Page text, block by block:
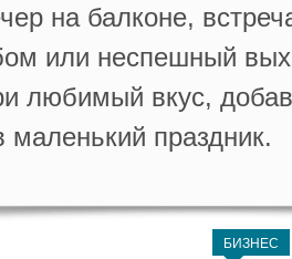
на балконе,
или неспешный
любимый вкус,
маленький праздник.
БИЗНЕС